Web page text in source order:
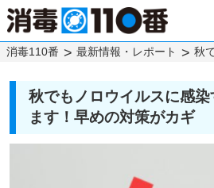
消毒110番 最新情報・レポート
秋でもノロウイルスに感染
ます！早めの対策がカギ